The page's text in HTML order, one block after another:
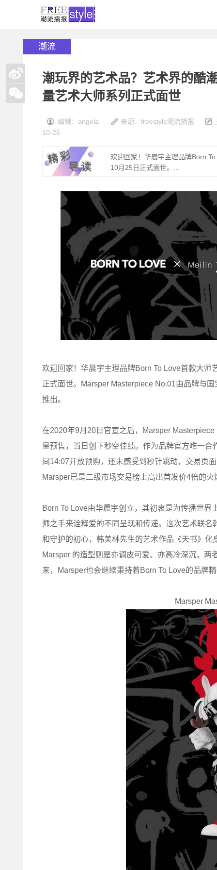
潮流
潮玩界的艺术品？艺术界的酷
量艺术大师系列正式面世
编辑：angela 来源：freestyle潮流播报
10-26
欢迎回家！华晨宇主理品牌Born
10月25日正式面世。...
欢迎回家！华晨宇主理品牌Born To Love首款大
正式面世。Marsper Masterpiece No.01由品牌与
推出。
在2020年9月20日官宣之后，Marsper
量预售，当日创下秒空佳绩。作为品牌官方唯一
间14:07开放预购，还未感受到秒针跳动，交易页
Marsper已是二级市场交易榜上高出首发价4倍的
Born To Love由华晨宇创立，其初衷是为传播世界
师之手来诠释爱的不同呈现和传递。这次艺术联名
和守护的初心，韩美林先生的艺术作品《天书》
Marsper 的造型则是亦调皮可爱、亦高冷深沉，
来，Marsper也会继续秉持着Born To Love的品牌
Marsper